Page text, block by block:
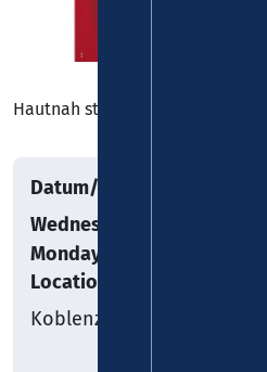
Hautnah statt nur dabei
Datum/Uhrzeit
Wednesday, 13.11.2024
Monday, 23.12.2024
Location
Koblenz